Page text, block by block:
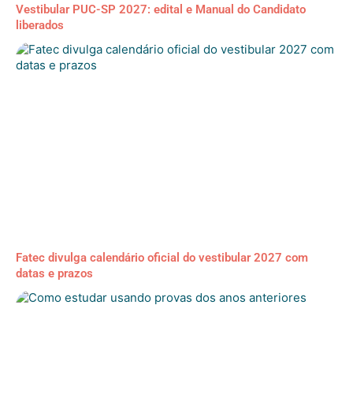
Vestibular PUC-SP 2027: edital e Manual do Candidato
liberados
Fatec divulga calendário oficial do vestibular 2027 com
datas e prazos